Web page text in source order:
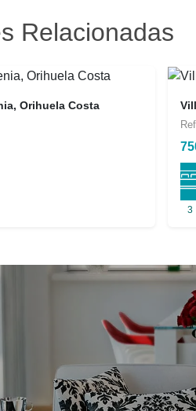
Relacionadas
Orihuela Costa
3